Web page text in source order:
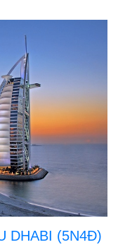
DHABI (5N4Đ)